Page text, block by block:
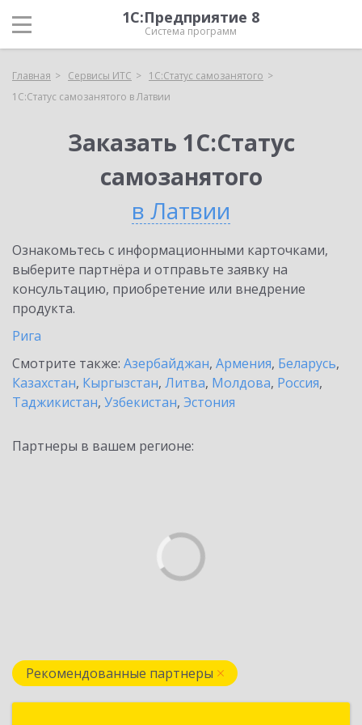
1С:Предприятие 8
Система программ
Главная Сервисы ИТС
1С:Статус самозанятого
1С:Статус самозанятого в Латвии
Заказать 1С:Статус
самозанятого
в Латвии
Ознакомьтесь с информационными карточками,
выберите партнёра и отправьте заявку на
консультацию, приобретение или внедрение
продукта.
Рига
Смотрите также: Азербайджан, Армения, Беларусь,
Казахстан, Кыргызстан, Литва, Молдова, Россия,
Таджикистан, Узбекистан, Эстония
Партнеры в вашем регионе:
Рекомендованные партнеры